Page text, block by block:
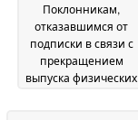
Поклонникам,
отказавшимся от
подписки в связи с
прекращением
выпуска физических